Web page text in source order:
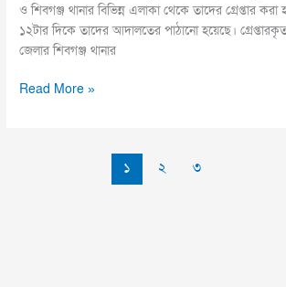
ও শিবগঞ্জ থানার বিভিন্ন এলাকা থেকে তাদের গ্রেপ্তার
১২টার দিকে তাদের আদালতের পাঠানো হয়েছে।
জেলার শিবগঞ্জ থানার
Read More »
১ ২ ৩